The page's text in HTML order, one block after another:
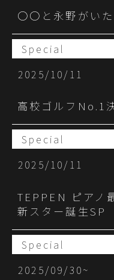
〇〇と永野がい
Special
2025/10/11
高校ゴルフNo.1
Special
2025/10/11
TEPPEN ピアノ
新スター誕生SP
Special
2025/09/30~